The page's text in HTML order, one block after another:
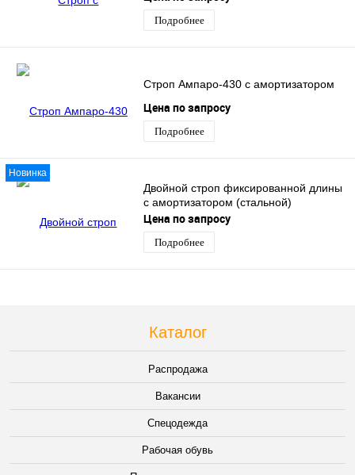
Подробнее
Строп Ампаро-430 с амортизатором
Цена по запросу
Подробнее
Новинка
Двойной строп фиксированной длины
с амортизатором (стальной)
Цена по запросу
Подробнее
Каталог
Распродажа
Вакансии
Спецодежда
Рабочая обувь